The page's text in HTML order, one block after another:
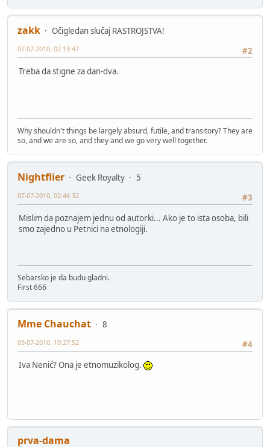
zakk
Očigledan slučaj RASTROJSTVA!
#2
07-07-2010, 02:19:47
Treba da stigne za dan-dva.
Why shouldn't things be largely absurd, futile, and transitory? They are
so, and we are so, and they and we go very well together.
Nightflier Geek Royalty
5
#3
07-07-2010, 02:46:32
Mislim da poznajem jednu od autorki... Ako je to ista osoba, bili
smo zajedno u Petnici na etnologiji.
Sebarsko je da budu gladni.
First 666
Mme Chauchat
8
#4
09-07-2010, 10:27:52
Iva Nenić? Ona je etnomuzikolog.
prva-dama